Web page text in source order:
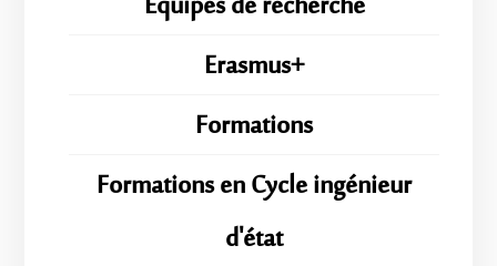
Erasmus+
Formations
Formations en Cycle ingénieur
d'état